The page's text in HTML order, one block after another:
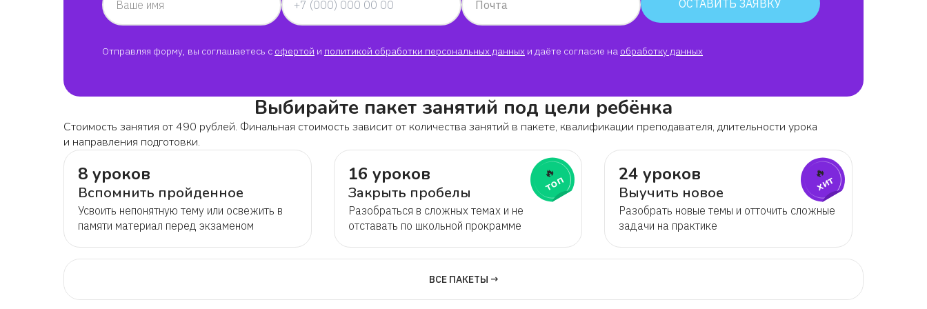
Ваше имя Почта ОСТАВИТЬ ЗАЯВКУ
Отправляя форму, вы соглашаетесь с офертой и политикой обработки персональных данных и даёте согласие на обработку данных
Выбирайте пакет занятий под цели ребёнка
Стоимость занятия от 490 рублей. Финальная стоимость зависит от количества занятий в пакете, квалификации преподавателя, длительности урока
и направления подготовки.
8 уроков
Вспомнить пройденное
Усвоить непонятную тему или освежить в
памяти материал перед экзаменом
16 уроков
Закрыть пробелы
Разобраться в сложных темах и не
отставать по школьной прокрамме
🔥
топ 24 уроков
Выучить новое
Разобрать новые темы и отточить сложные
задачи на практике
🔥
хит
ВСЕ ПАКЕТЫ →